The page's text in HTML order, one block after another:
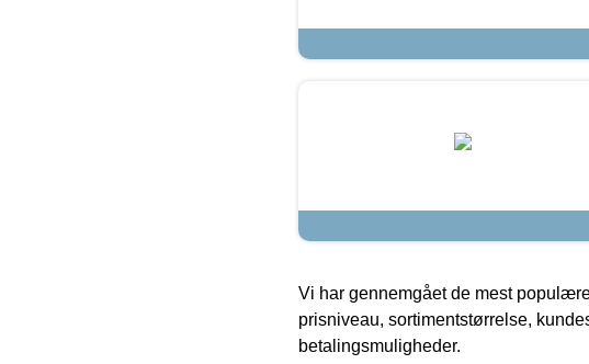
Vi har gennemgået de mest
prisniveau, sortimentstørrelse,
betalingsmuligheder.